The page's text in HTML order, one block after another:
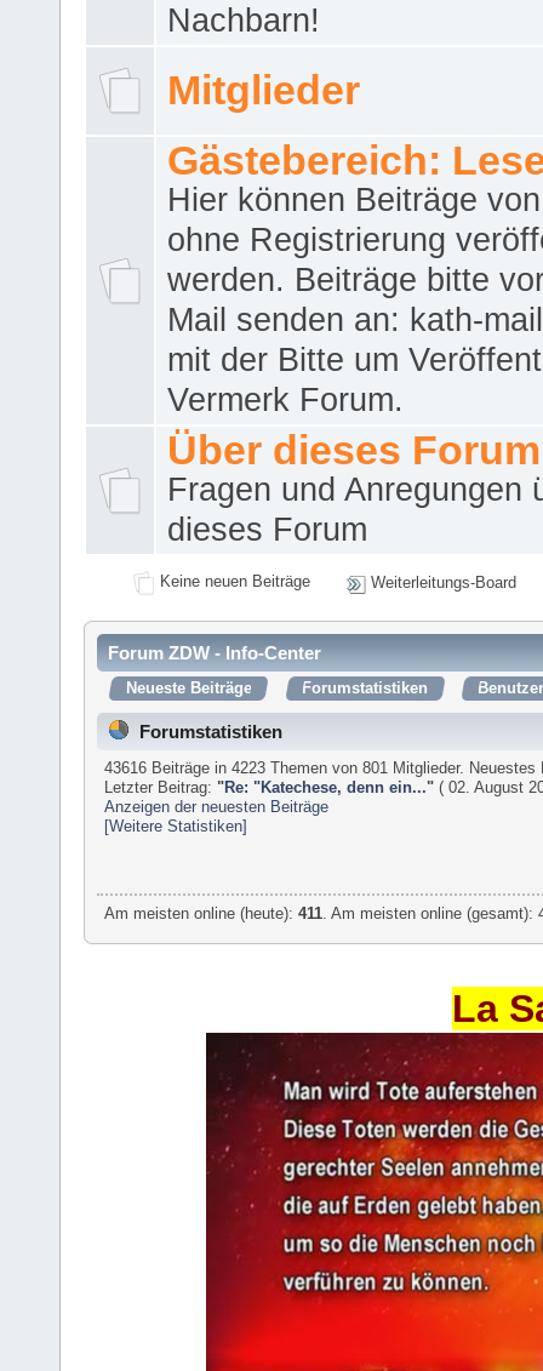
Nachbarn!
Mitglieder
Gästebereich:
Hier können Beiträge
ohne Registrierung
werden. Beiträge bitte
Mail senden an: kath-
mit der Bitte um
Vermerk Forum.
Über dieses Forum
Fragen und Anregungen
dieses Forum
Keine neuen Beiträge Weiterleitungs-Board
Forum ZDW - Info-Center
Neueste Beiträge Forumstatistiken
Forumstatistiken
43616 Beiträge in 4223 Themen von 801 Mitglieder.
Letzter Beitrag: "Re: "Katechese, denn ein..." ( 02. August
Anzeigen der neuesten Beiträge
[Weitere Statistiken]
Am meisten online (heute):411 . Am meisten online
La